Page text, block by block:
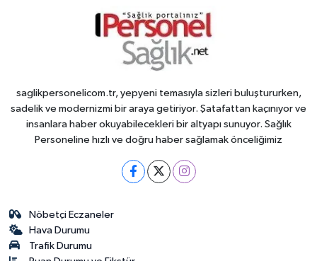
saglikpersonelicom.tr, yepyeni temasıyla sizleri buluştururken,
sadelik ve modernizmi bir araya getiriyor. Şatafattan kaçınıyor ve
insanlara haber okuyabilecekleri bir altyapı sunuyor. Sağlık
Personeline hızlı ve doğru haber sağlamak önceliğimiz
Nöbetçi Eczaneler
Hava Durumu
Trafik Durumu